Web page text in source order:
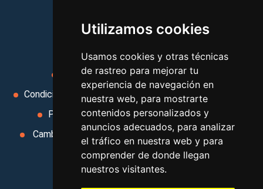
Utilizamos cookies
Usamos cookies y otras técnicas
de rastreo para mejorar tu
experiencia de navegación en
nuestra web, para mostrarte
contenidos personalizados y
anuncios adecuados, para analizar
el tráfico en nuestra web y para
comprender de donde llegan
nuestros visitantes.
Aviso legal
Condiciones de uso
Condiciones Generales
Ley de Viajes Combinados
Política de privacidad
Uso de cookies
Cambiar preferencias de cookies
Area privada
Contacto